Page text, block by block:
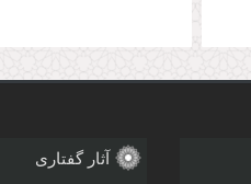
آثار گفتاری